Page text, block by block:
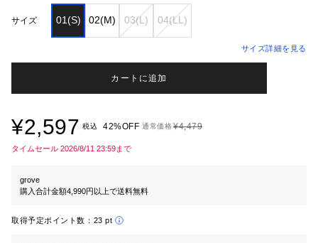
サイズ 01(S) 02(M) 03(L) 04(LL)
サイズ詳細を見る
カートに追加
¥2,597 税込 42%OFF 通常価格¥4,479
タイムセール 2026/8/11 23:59まで
grove
購入合計金額4,990円以上で送料無料
取得予定ポイント数： 23 pt